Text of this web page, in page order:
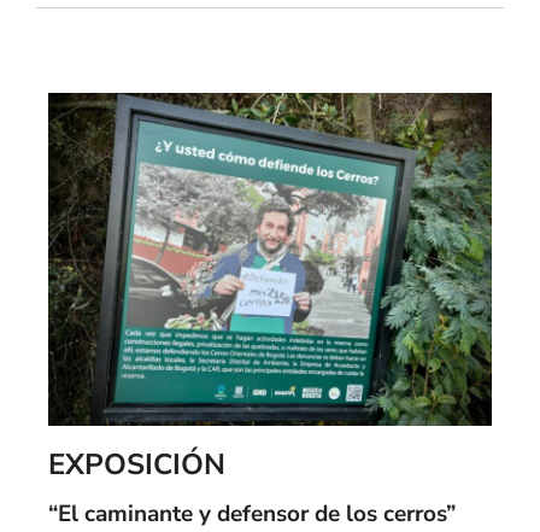
EXPOSICIÓN
“El caminante y defensor de los cerros”